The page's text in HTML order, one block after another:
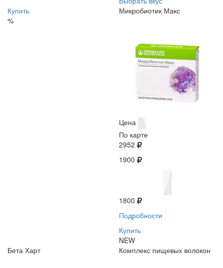
Купить
%
Микробиотик Макс
Цена
По карте
2952
1900
1800
Подробности
Купить
NEW
Бета Харт
Комплекс пищевых волокон